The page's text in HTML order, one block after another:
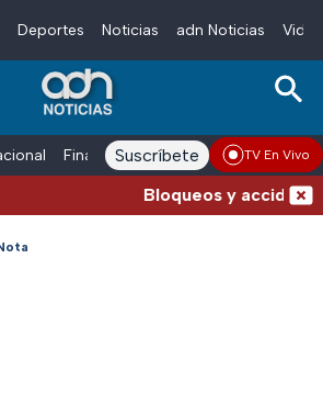
Deportes Noticias adn Noticias
Finanzas adn Noticias Radio
Suscríbete TV En Vivo
Bloqueos y